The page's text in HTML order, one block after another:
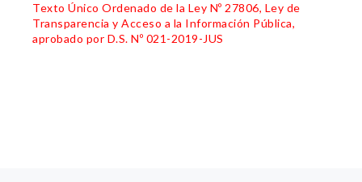
Texto Único Ordenado de la Ley Nº 27806, Ley de
Transparencia y Acceso a la Información Pública,
aprobado por D.S. Nº 021-2019-JUS